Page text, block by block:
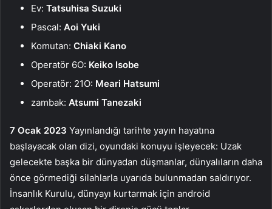
Ev: Tatsuhisa Suzuki
Pascal: Aoi Yuki
Komutan: Chiaki Kano
Operatör 6O: Keiko Isobe
Operatör: 21O: Meari Hatsumi
zambak: Atsumi Tanezaki
7 Ocak 2023 Yayınlandığı tarihte yayın hayatına
başlayacak olan dizi, oyundaki konuyu işleyecek: Uzak
gelecekte başka bir dünyadan düşmanlar, dünyalıların daha
önce görmediği silahlarla uyarıda bulunmadan saldırıyor.
İnsanlık Kurulu, dünyayı kurtarmak için android